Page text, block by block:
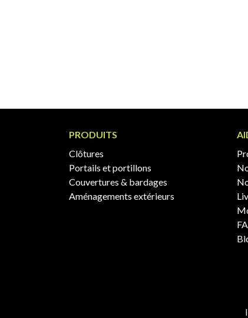
PRODUITS
Clôtures
Portails et portillons
Couvertures & bardages
Aménagements extérieurs